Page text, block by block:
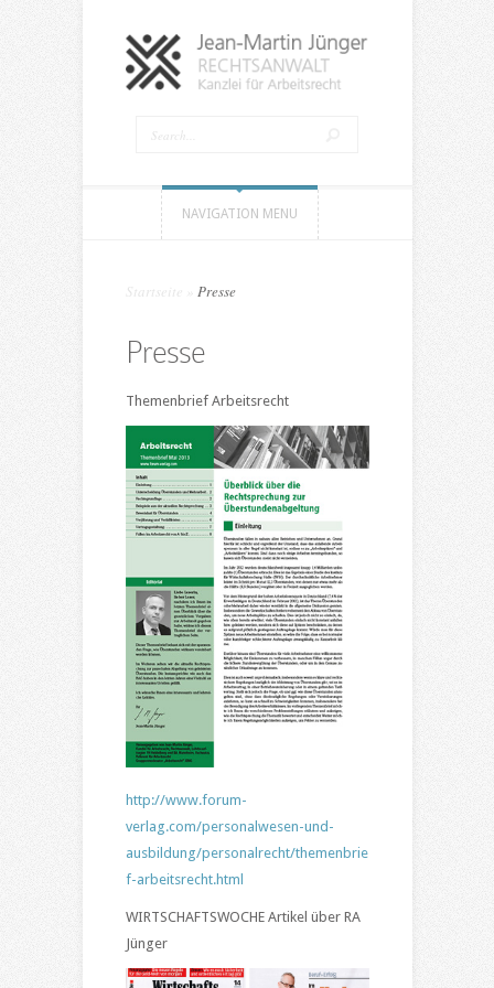
NAVIGATION MENU
Startseite Presse
Presse
Themenbrief Arbeitsrecht
http://www.forum-
verlag.com/personalwesen-und-
ausbildung/personalrecht/themenbrie
f-arbeitsrecht.html
WIRTSCHAFTSWOCHE Artikel über RA
Jünger